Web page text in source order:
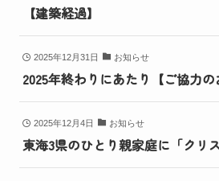
【建築経過】
2025年12月31日 お知らせ
2025年終わりにあたり【ご協力の
2025年12月4日 お知らせ
東海3県のひとり親家庭に「クリ